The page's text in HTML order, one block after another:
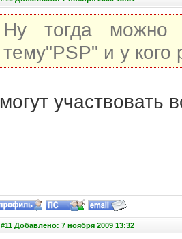
Ну тогда можно
тему"PSP" и у кого
могут участвовать
#11 Добавлено: 7 ноября 2009 13:32